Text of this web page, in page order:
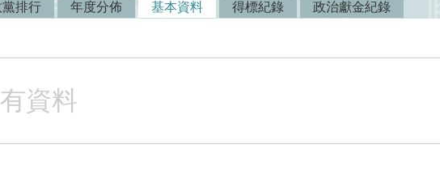
黨排行 年度分佈 基本資料 得標紀錄 政治獻金紀錄
資料